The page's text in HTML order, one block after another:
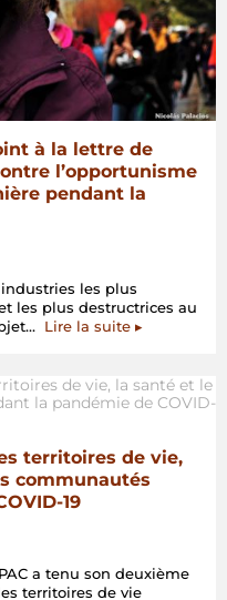
à la lettre de
l’opportunisme
pendant la
les plus
les plus destructrices au
Lire la suite« Le
se
joint
lettre
de
agressif
de
▸
territoires de vie,
communautés
19
a tenu son deuxième
territoires de vie